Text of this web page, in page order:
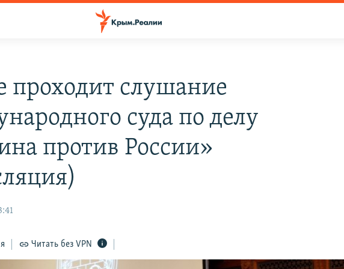
проходит слушание
суда по делу
против России»
Читать без VPN